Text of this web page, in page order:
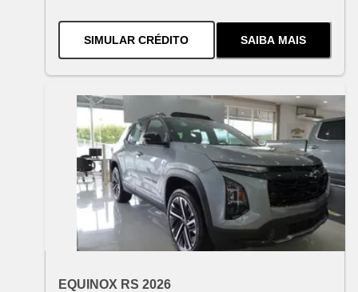
SIMULAR CRÉDITOPARA O CAPTIVA PREMIER EV
SAIBA MAIS
SOBRE
VARIANT:CHEVROLET
EQUINOX RS 2026